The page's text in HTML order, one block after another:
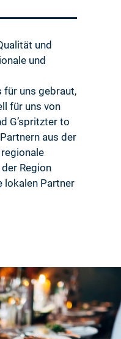
und
und
für uns gebraut,
für uns von
G’spritzter to
aus der
Region
lokalen Partner